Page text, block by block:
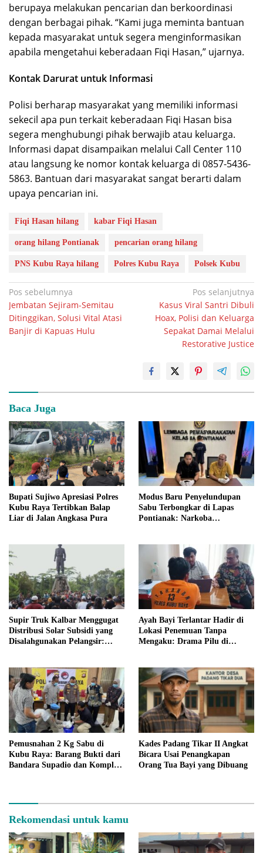
berupaya melakukan pencarian dan berkoordinasi
dengan berbagai pihak. “Kami juga meminta bantuan
kepada masyarakat untuk segera menginformasikan
apabila mengetahui keberadaan Fiqi Hasan,” ujarnya.
Kontak Darurat untuk Informasi
Polisi berharap masyarakat yang memiliki informasi
sekecil apa pun terkait keberadaan Fiqi Hasan bisa
segera menghubungi pihak berwajib atau keluarga.
Informasi dapat disampaikan melalui Call Center 110
atau langsung ke nomor kontak keluarga di 0857-5436-
5863. Bantuan dari masyarakat sangat berarti dalam
upaya pencarian ini.
Fiqi Hasan hilang kabar Fiqi Hasan
orang hilang Pontianak pencarian orang hilang
PNS Kubu Raya hilang Polres Kubu Raya Polsek Kubu
Navigasi
pos
Pos sebelumnya
Jembatan Sejiram-Semitau
Ditinggikan, Solusi Vital Atasi
Banjir di Kapuas Hulu
Pos selanjutnya
Kasus Viral Santri Dibuli
Hoax, Polisi dan Keluarga
Sepakat Damai Melalui
Restorative Justice
Baca Juga
Bupati Sujiwo Apresiasi Polres
Kubu Raya Tertibkan Balap
Liar di Jalan Angkasa Pura
Modus Baru Penyelundupan
Sabu Terbongkar di Lapas
Pontianak: Narkoba
Supir Truk Kalbar Menggugat
Distribusi Solar Subsidi yang
Disalahgunakan Pelangsir:
Ayah Bayi Terlantar Hadir di
Lokasi Penemuan Tanpa
Mengaku: Drama Pilu di
Pemusnahan 2 Kg Sabu di
Kubu Raya: Barang Bukti dari
Bandara Supadio dan Komplek
Kades Padang Tikar II Angkat
Bicara Usai Penangkapan
Orang Tua Bayi yang Dibuang
Rekomendasi untuk kamu